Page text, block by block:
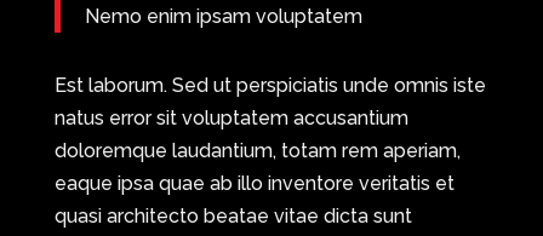
Nemo enim ipsam voluptatem
Est laborum. Sed ut perspiciatis unde omnis iste
natus error sit voluptatem accusantium
doloremque laudantium, totam rem aperiam,
eaque ipsa quae ab illo inventore veritatis et
quasi architecto beatae vitae dicta sunt